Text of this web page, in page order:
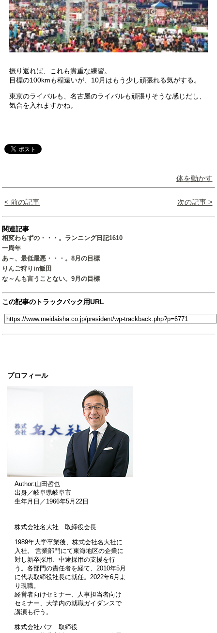
プロフィール
Author:山田哲也
出身／岐阜県岐阜市
生年月日／1966年5月22日
株式会社名大社 取締役会長
1989年大学卒業後、株式会社名大社に
入社。 営業部門にて東海地区の企業に
対し新卒採用、中途採用の支援を行
う。各部門の責任者を経て、2010年5月
に代表取締役社長に就任。2022年6月よ
り現職。
経営者向けセミナー、人事担当者向け
セミナー、大学内の就職ガイダンスで
講演も行う。
株式会社パフ 取締役
振り返れば、これも貴重な練習。
目標の100kmも程遠いが、10月はもう少し頑張れる気がする。
東京のライバルも、名古屋のライバルも頑張りそうな感じだし、
気合を入れますかね。
体を動かす
< 前の記事 次の記事 >
関連記事
相変わらずの・・・。ランニング日記1610
一周年
あ～、最低最悪・・・。8月の目標
りんご狩りin飯田
な～んも言うことない。9月の目標
この記事のトラックバック用URL